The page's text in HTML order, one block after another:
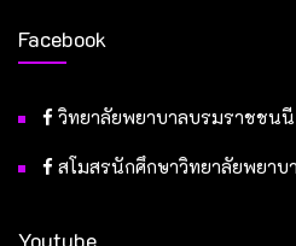
Facebook
วิทยาลัยพยาบาลบรมราชชนนี
สโมสรนักศึกษาวิทยาลัยพยา
Youtube